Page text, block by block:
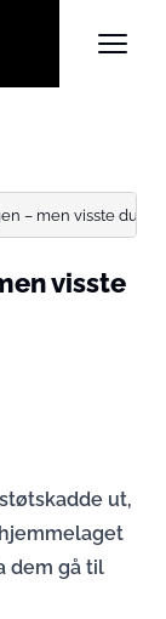
– men visste du at...
visste
ut,
dem gå til